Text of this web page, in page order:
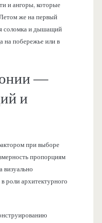
и ангоры, которые
же на первый
соломка и дышащий
на побережье или в
—
и
при выборе
пропорциям
визуально
роли архитектурного